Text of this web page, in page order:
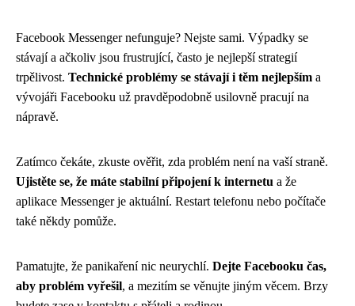
Facebook Messenger nefunguje? Nejste sami. Výpadky se
stávají a ačkoliv jsou frustrující, často je nejlepší strategií
trpělivost. Technické problémy se stávají i těm nejlepším a
vývojáři Facebooku už pravděpodobně usilovně pracují na
nápravě.
Zatímco čekáte, zkuste ověřit, zda problém není na vaší straně.
Ujistěte se, že máte stabilní připojení k internetu a že
aplikace Messenger je aktuální. Restart telefonu nebo počítače
také někdy pomůže.
Pamatujte, že panikaření nic neurychlí. Dejte Facebooku čas,
aby problém vyřešil, a mezitím se věnujte jiným věcem. Brzy